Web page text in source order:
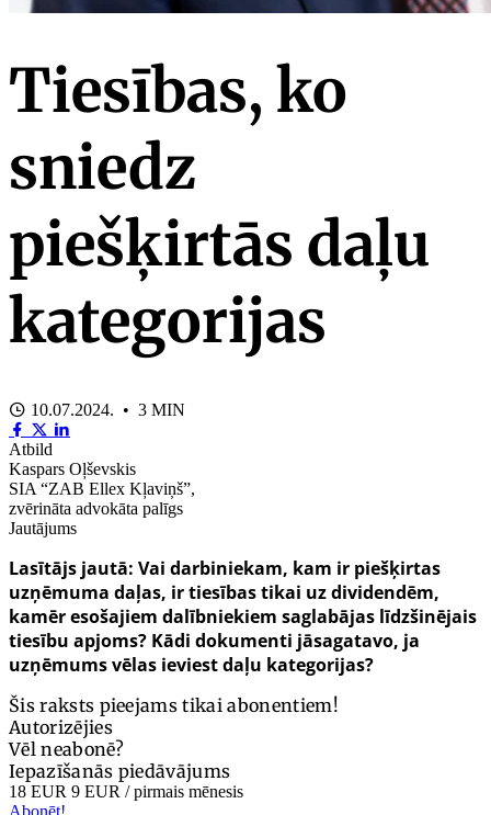
Tiesības, ko
sniedz
piešķirtās daļu
kategorijas
10.07.2024. • 3 MIN
Atbild
Kaspars Oļševskis
SIA “ZAB Ellex Kļaviņš”,
zvērināta advokāta palīgs
Jautājums
Lasītājs jautā: Vai darbiniekam, kam ir piešķirtas
uzņēmuma daļas, ir tiesības tikai uz dividendēm,
kamēr esošajiem dalībniekiem saglabājas līdzšinējais
tiesību apjoms? Kādi dokumenti jāsagatavo, ja
uzņēmums vēlas ieviest daļu kategorijas?
Šis raksts pieejams tikai abonentiem!
Autorizējies
Vēl neabonē?
Iepazīšanās piedāvājums
18 EUR 9 EUR / pirmais mēnesis
Abonēt!